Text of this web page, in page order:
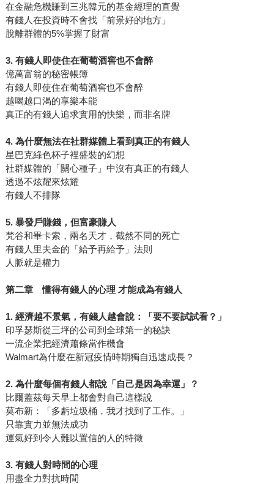
在金融危機賺到三兆韓元的基金經理的直覺
有錢人在投資時不會找「前景好的地方」
脫離群體的5%掌握了財富
3. 有錢人即使住在葡萄酒窖也不會醉
億萬富翁的秘密帳簿
有錢人即使住在葡萄酒窖也不會醉
越喝越口渴的享樂本能
真正的有錢人追求實用的快樂，而非名牌
4. 為什麼無法在社群媒體上看到真正的有錢人
星巴克綠色杯子裡盛裝的幻想
社群媒體的「關心種子」中沒有真正的有錢人
透過不炫耀來炫耀
有錢人不排隊
5. 暴發戶賺錢，但富豪賺人
梵谷和畢卡索，兩名天才，截然不同的死亡
有錢人里夫金的「給予再給予」法則
人脈就是權力
第二章 懂得有錢人的心理 才能成為有錢人
1. 經濟越不景氣，有錢人越會說：「要不要試試看？」
印孚瑟斯從三坪的公司到全球第一的秘訣
一流企業把經濟蕭條當作機會
Walmart為什麼在新冠疫情時期獨自迅速成長？
2. 為什麼每個有錢人都說「自己是因為幸運」？
比爾蓋茲每天早上都會對自己這樣說
莫布新：「多虧垃圾桶，我才找到了工作。」
只靠實力並無法成功
運氣好到令人難以置信的人的特徵
3. 有錢人對時間的心理
用盡全力對抗時間